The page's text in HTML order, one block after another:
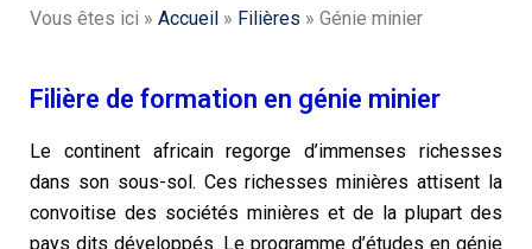
Vous êtes ici » Accueil » Filières » Génie minier
Filière de formation en génie minier
Le continent africain regorge d’immenses richesses
dans son sous-sol. Ces richesses minières attisent la
convoitise des sociétés minières et de la plupart des
pays dits développés. Le programme d’études en génie